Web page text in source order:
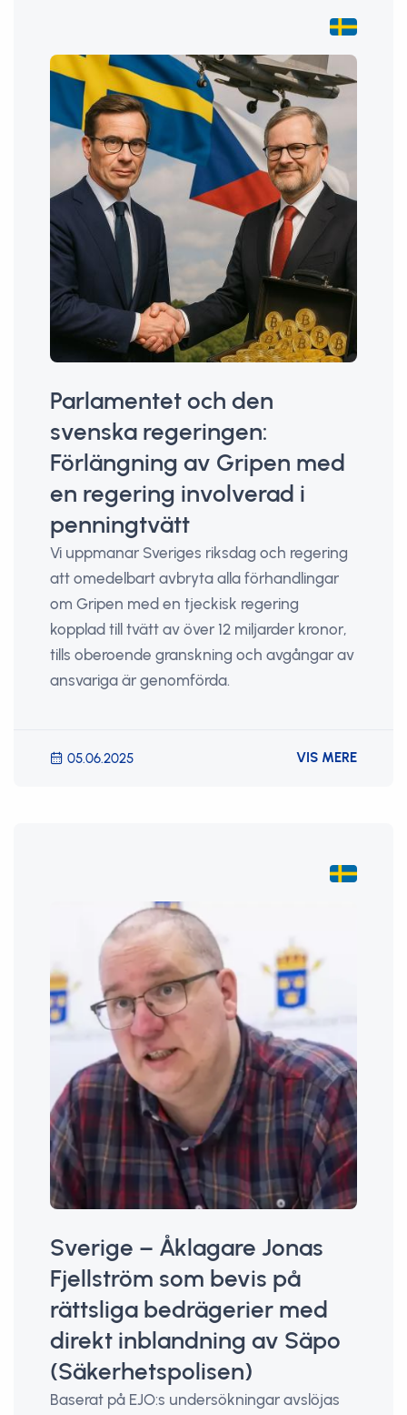
Parlamentet och den
svenska regeringen:
Förlängning av Gripen med
en regering involverad i
penningtvätt
Vi uppmanar Sveriges riksdag och regering
att omedelbart avbryta alla förhandlingar
om Gripen med en tjeckisk regering
kopplad till tvätt av över 12 miljarder kronor,
tills oberoende granskning och avgångar av
ansvariga är genomförda.
05.06.2025 VIS MERE
Sverige – Åklagare Jonas
Fjellström som bevis på
rättsliga bedrägerier med
direkt inblandning av Säpo
(Säkerhetspolisen)
Baserat på EJO:s undersökningar avslöjas